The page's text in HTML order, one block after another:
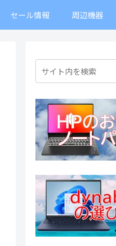
セール情報 周辺機器